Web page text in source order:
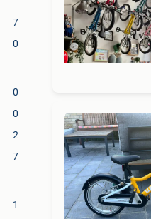
7
0
0
0
2
7
1